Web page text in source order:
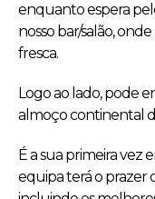
enquanto espera
nosso bar/salão,
fresca.
Logo ao lado, pode
almoço continental
É a sua primeira vez
equipa terá o prazer